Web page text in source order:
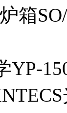
箱